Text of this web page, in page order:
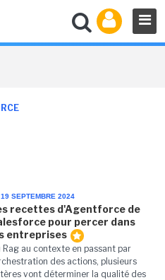
SEPTEMBRE 2024
recettes d'Agentforce de
pour percer dans
entreprises
Rag au contexte en passant par
des actions, plusieurs
vont déterminer la qualité des